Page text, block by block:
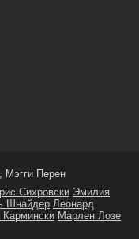
Мэгги Перен
Сихровски Эмилия
Шнайдер Леонард
Кармински Марлен Лозе